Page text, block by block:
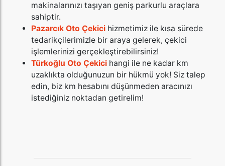
makinalarınızı taşıyan geniş parkurlu araçlara
sahiptir.
Pazarcık Oto Çekici hizmetimiz ile kısa sürede
tedarikçilerimizle bir araya gelerek, çekici
işlemlerinizi gerçekleştirebilirsiniz!
Türkoğlu Oto Çekici hangi ile ne kadar km
uzaklıkta olduğunuzun bir hükmü yok! Siz talep
edin, biz km hesabını düşünmeden aracınızı
istediğiniz noktadan getirelim!